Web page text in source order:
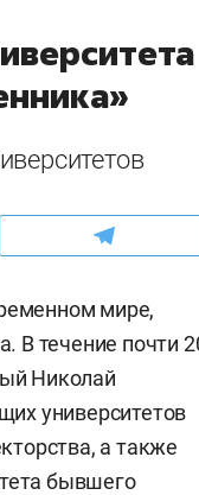
мире,
В течение почти
Николай
университетов
а также
бывшего